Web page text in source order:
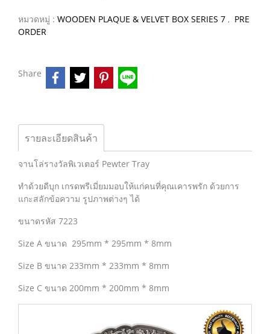
หมวดหมู่ : WOODEN PLAQUE & VELVET BOX SERIES 7 , PRE
ORDER
Share
รายละเอียดสินค้า
จานโล่รางวัลพิเวเตอร์ Pewter Tray
ทำด้วยดีบุก เกรดพรีเมี่ยมมอบให้แก่คนที่คุณเคารพรัก ด้วยการ
แกะสลักข้อความ รูปภาพต่างๆ ได้
ขนาดรหัส 7223
Size A ขนาด 295mm * 295mm * 8mm
Size B ขนาด 233mm * 233mm * 8mm
Size C ขนาด 200mm * 200mm * 8mm